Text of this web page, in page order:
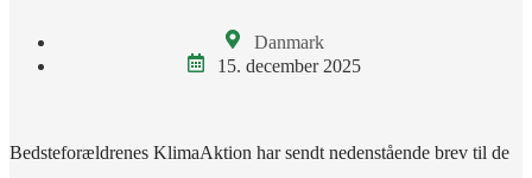
Danmark
15. december 2025
Bedsteforældrenes KlimaAktion har sendt nedenstående brev til de